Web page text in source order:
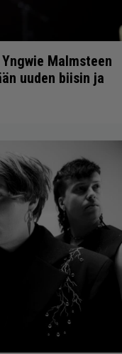
Malmsteen
uuden biisin ja